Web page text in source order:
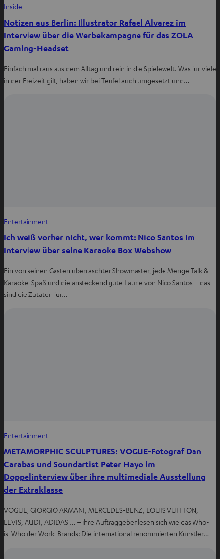
Inside
Notizen aus Berlin: Illustrator Rafael Alvarez im
Interview über die Werbekampagne für das ZOLA
Gaming-Headset
Einfach mal raus aus dem Alltag und rein in die Spielewelt. Was für viele
in der Freizeit gilt, haben wir bei Teufel auch umgesetzt und…
Entertainment
Ich weiß vorher nicht, wer kommt: Nico Santos im
Interview über seine Karaoke Box Webshow
Ein von seinen Gästen überraschter Showmaster, jede Menge Talk &
Karaoke-Spaß und die ansteckend gute Laune von Nico Santos – das
sind die Zutaten für…
Entertainment
METAMORPHIC SCULPTURES: VOGUE-Fotograf Dan
Carabas und Soundartist Peter Hayo im
Doppelinterview über ihre multimediale Ausstellung
der Extraklasse
VOGUE, GIORGIO ARMANI, MERCEDES-BENZ, LOUIS VUITTON,
LEVIS, AUDI, ADIDAS … – ihre Auftraggeber lesen sich wie das Who-
is-Who der World Brands: Die international renommierten Künstler…